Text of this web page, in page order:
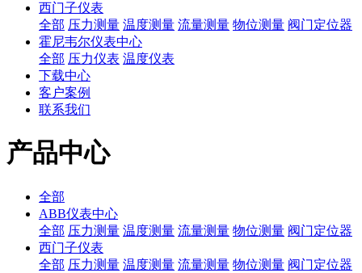
西门子仪表
全部 压力测量 温度测量 流量测量 物位测量 阀门定位器
霍尼韦尔仪表中心
全部 压力仪表 温度仪表
下载中心
客户案例
联系我们
产品中心
全部
ABB仪表中心
全部 压力测量 温度测量 流量测量 物位测量 阀门定位器
西门子仪表
全部 压力测量 温度测量 流量测量 物位测量 阀门定位器